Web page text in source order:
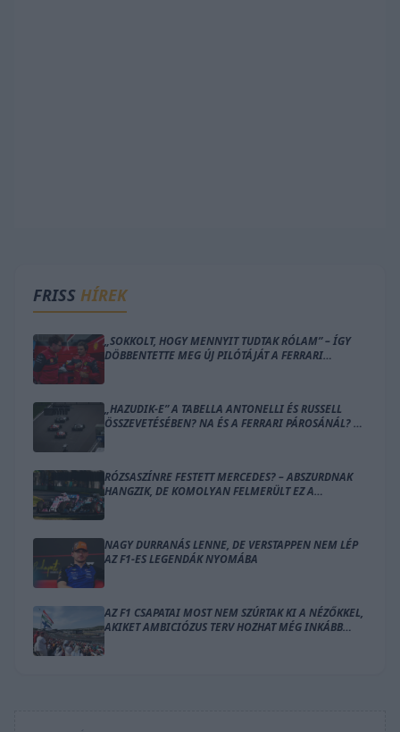
FRISS HÍREK
„SOKKOLT, HOGY MENNYIT TUDTAK RÓLAM” – ÍGY
DÖBBENTETTE MEG ÚJ PILÓTÁJÁT A FERRARI
„HAZUDIK-E” A TABELLA ANTONELLI ÉS RUSSELL
ÖSSZEVETÉSÉBEN? NA ÉS A FERRARI PÁROSÁNÁL? –
RÓZSASZÍNRE FESTETT MERCEDES? – ABSZURDNAK
HANGZIK, DE KOMOLYAN FELMERÜLT EZ A
NAGY DURRANÁS LENNE, DE VERSTAPPEN NEM LÉP
AZ F1-ES LEGENDÁK NYOMÁBA
AZ F1 CSAPATAI MOST NEM SZÚRTAK KI A NÉZŐKKEL,
AKIKET AMBICIÓZUS TERV HOZHAT MÉG INKÁBB